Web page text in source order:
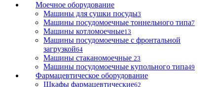
Моечное оборудование
Машины для сушки посуды3
Машины посудомоечные тоннельного типа7
Машины котломоечные13
Машины посудомоечные с фронтальной
загрузкой64
Машины стаканомоечные 23
Машины посудомоечные купольного типа49
Фармацевтическое оборудование
Шкафы фармацевтические62